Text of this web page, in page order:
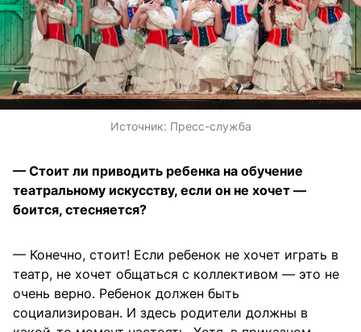
Источник: Пресс-служба
— Стоит ли приводить ребенка на обучение
театральному искусству, если он не хочет —
боится, стесняется?
— Конечно, стоит! Если ребенок не хочет играть в
театр, не хочет общаться с коллективом — это не
очень верно. Ребенок должен быть
социализирован. И здесь родители должны в